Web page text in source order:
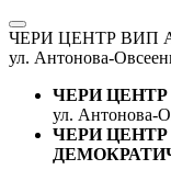
ЧЕРИ ЦЕНТР ВИП
ул. Антонова-
ЧЕРИ
ул. Антонова-
ЧЕРИ